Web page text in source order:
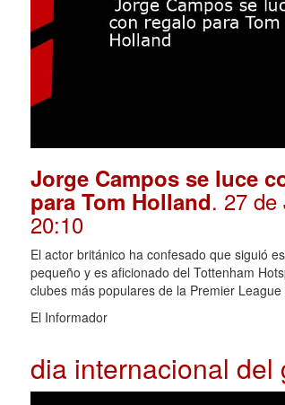
Jorge Campos se luce
para Tom Holland. 27 de
20:10
El actor británico ha confesado que siguió
pequeño y es aficionado del Tottenham
clubes más populares de la Premier League
El Informador
dia internacional del